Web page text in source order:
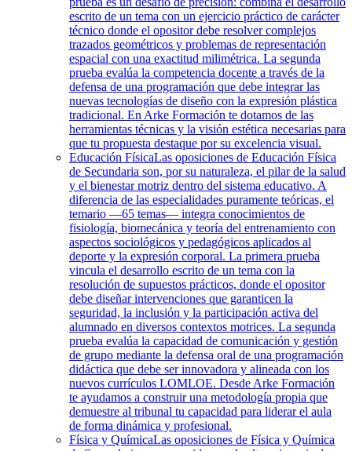
escrito de un tema con un ejercicio práctico de carácter
técnico donde el opositor debe resolver complejos
trazados geométricos y problemas de representación
espacial con una exactitud milimétrica. La segunda
prueba evalúa la competencia docente a través de la
defensa de una programación que debe integrar las
nuevas tecnologías de diseño con la expresión plástica
tradicional. En Arke Formación te dotamos de las
herramientas técnicas y la visión estética necesarias para
que tu propuesta destaque por su excelencia visual.
Educación FísicaLas oposiciones de Educación Física
de Secundaria son, por su naturaleza, el pilar de la salud
y el bienestar motriz dentro del sistema educativo. A
diferencia de las especialidades puramente teóricas, el
temario —65 temas— integra conocimientos de
fisiología, biomecánica y teoría del entrenamiento con
aspectos sociológicos y pedagógicos aplicados al
deporte y la expresión corporal. La primera prueba
vincula el desarrollo escrito de un tema con la
resolución de supuestos prácticos, donde el opositor
debe diseñar intervenciones que garanticen la
seguridad, la inclusión y la participación activa del
alumnado en diversos contextos motrices. La segunda
prueba evalúa la capacidad de comunicación y gestión
de grupo mediante la defensa oral de una programación
didáctica que debe ser innovadora y alineada con los
nuevos currículos LOMLOE. Desde Arke Formación
te ayudamos a construir una metodología propia que
demuestre al tribunal tu capacidad para liderar el aula
de forma dinámica y profesional.
Física y QuímicaLas oposiciones de Física y Química